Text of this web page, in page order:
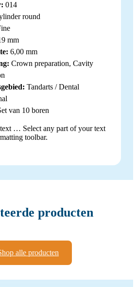
014
round
mm
6,00 mm
Crown preparation, Cavity
Tandarts / Dental
van 10 boren
… Select any part of your text
toolbar.
producten
alle producten